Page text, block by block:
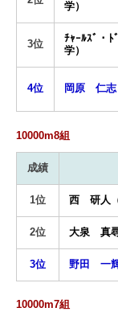
学）
3位
ﾁｬｰﾙｽﾞ・ﾄ
学）
4位 岡原 仁志
10000m8組
成績
1位 西 研人（
2位 大泉 真尋
3位 野田 一輝
10000m7組